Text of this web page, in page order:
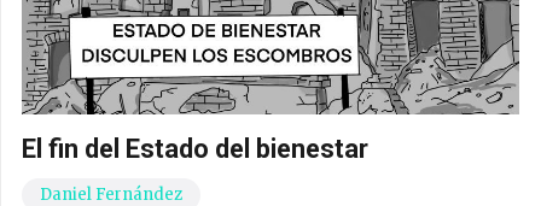
El fin del Estado del bienestar
Daniel Fernández